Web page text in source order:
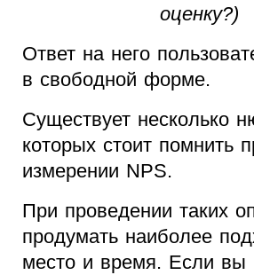
оценку?)
Ответ на него
в свободной форме.
Существует несколько
которых стоит помнить
измерении NPS.
При проведении таких
продумать наиболее
место и время. Если вы